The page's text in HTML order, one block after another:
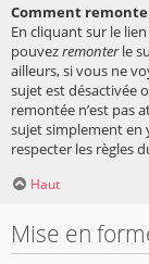
Comment
En cliquant sur le
pouvezremonterle
ailleurs, si vous ne
sujet est désactivée
remontée n’est pas
sujet simplement en
respecter les règles
Haut
Mise en